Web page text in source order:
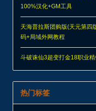
100%汉化+GM工具
天海普拉斯团购版(天元第四
码+局域外网教程
斗破诛仙3超变打金18职业
热门标签